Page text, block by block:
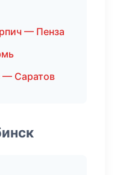
— Пенза
— Саратов